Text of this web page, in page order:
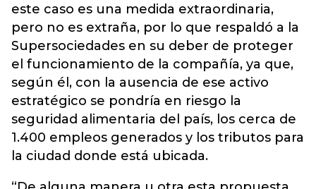
este caso es una medida extraordinaria,
pero no es extraña, por lo que respaldó a la
Supersociedades en su deber de proteger
el funcionamiento de la compañía, ya que,
según él, con la ausencia de ese activo
estratégico se pondría en riesgo la
seguridad alimentaria del país, los cerca de
1.400 empleos generados y los tributos para
la ciudad donde está ubicada.